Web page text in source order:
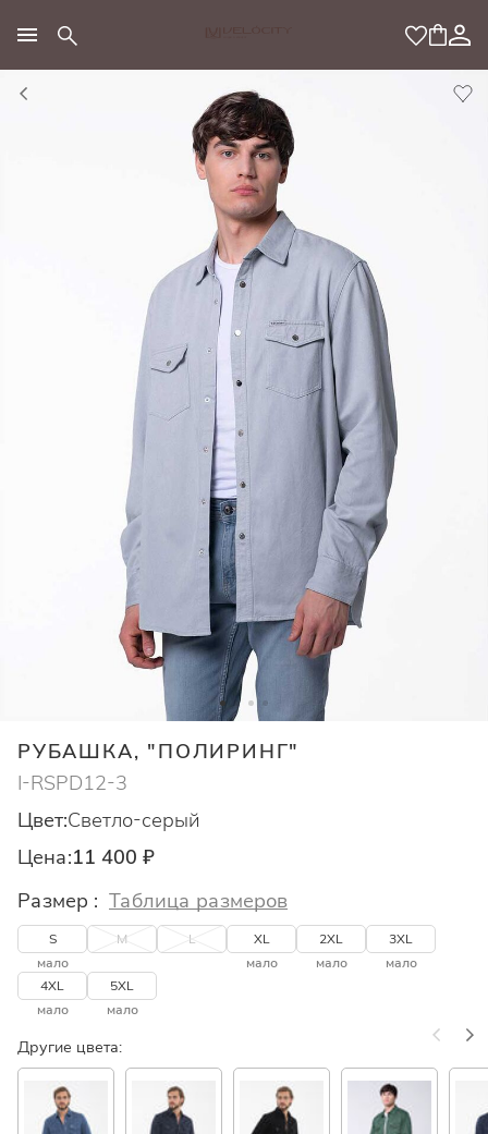
РУБАШКА, "ПОЛИРИНГ"
I-RSPD12-3
Цвет:Светло-серый
Цена:11 400 ₽
Размер : Таблица размеров
S
мало
M L
XL
мало
2XL
мало
3XL
мало
4XL
мало
5XL
мало
Другие цвета: